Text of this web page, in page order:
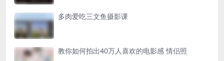
多肉爱吃三文鱼摄影课
教你如何拍出40万人喜欢的电影感 情侣照